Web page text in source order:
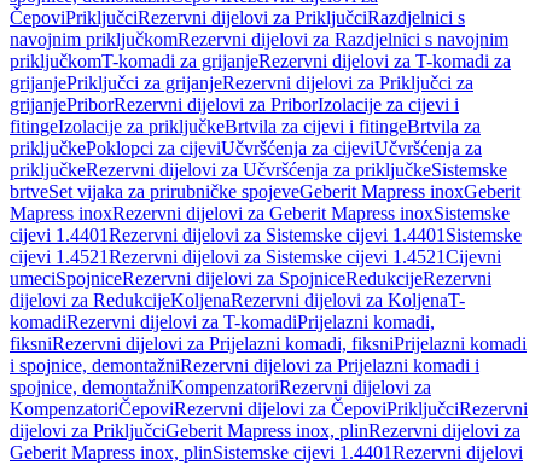
ČepoviPriključciRezervni dijelovi za PriključciRazdjelnici s
navojnim priključkomRezervni dijelovi za Razdjelnici s navojnim
priključkomT-komadi za grijanjeRezervni dijelovi za T-komadi za
grijanjePriključci za grijanjeRezervni dijelovi za Priključci za
grijanjePriborRezervni dijelovi za PriborIzolacije za cijevi i
fitingeIzolacije za priključkeBrtvila za cijevi i fitingeBrtvila za
priključkePoklopci za cijeviUčvršćenja za cijeviUčvršćenja za
priključkeRezervni dijelovi za Učvršćenja za priključkeSistemske
brtveSet vijaka za prirubničke spojeveGeberit Mapress inoxGeberit
Mapress inoxRezervni dijelovi za Geberit Mapress inoxSistemske
cijevi 1.4401Rezervni dijelovi za Sistemske cijevi 1.4401 Sistemske
cijevi 1.4521Rezervni dijelovi za Sistemske cijevi 1.4521Cijevni
umeciSpojniceRezervni dijelovi za SpojniceRedukcijeRezervni
dijelovi za RedukcijeKoljenaRezervni dijelovi za KoljenaT-
komadiRezervni dijelovi za T-komadiPrijelazni komadi,
fiksniRezervni dijelovi za Prijelazni komadi, fiksniPrijelazni komadi
i spojnice, demontažniRezervni dijelovi za Prijelazni komadi i
spojnice, demontažniKompenzatoriRezervni dijelovi za
KompenzatoriČepoviRezervni dijelovi za ČepoviPriključciRezervni
dijelovi za PriključciGeberit Mapress inox, plinRezervni dijelovi za
Geberit Mapress inox, plinSistemske cijevi 1.4401Rezervni dijelovi